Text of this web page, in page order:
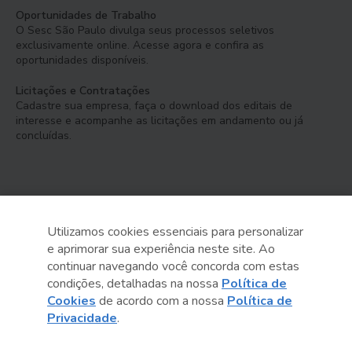
Oportunidades de Trabalho
O Sesc São Paulo divulga seus processos seletivos
exclusivamente online. Acesse agora e confira as
oportunidades disponíveis.
Licitações e Contratações
Cadastre sua empresa, faça o download dos editais de
interesse e acompanhe as licitações em andamento ou já
concluídas.
Serviço Social do Comércio
Administração Regional no Estado de São Paulo
Sesc São Paulo por aí:
Utilizamos cookies essenciais para personalizar
e aprimorar sua experiência neste site. Ao
continuar navegando você concorda com estas
condições, detalhadas na nossa Política de
Cookies de acordo com a nossa Política de
Privacidade.